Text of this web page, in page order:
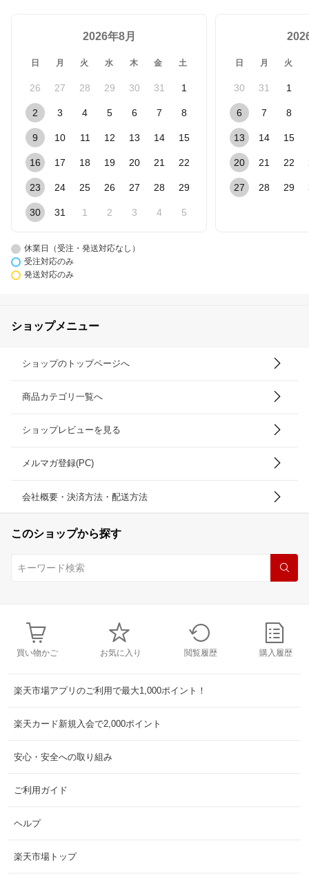
2026年8月
日 月 火 水 木 金 土
26 27 28 29 30 31 1
2 3 4 5 6 7 8
9 10 11 12 13 14 15
16 17 18 19 20 21 22
23 24 25 26 27 28 29
30 31 1 2 3 4 5
日 月 火
30 31 1
6 7 8
13 14 15
20 21 22
27 28 29
休業日（受注・発送対応なし）
受注対応のみ
発送対応のみ
ショップメニュー
ショップのトップページへ
商品カテゴリ一覧へ
ショップレビューを見る
メルマガ登録(PC)
会社概要・決済方法・配送方法
このショップから探す
買い物かご お気に入り 閲覧履歴 購入履歴
楽天市場アプリのご利用で最大1,000ポイント！
楽天カード新規入会で2,000ポイント
安心・安全への取り組み
ご利用ガイド
ヘルプ
楽天市場トップ